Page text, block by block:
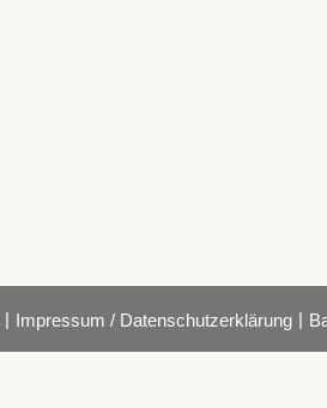
| Impressum / Datenschutzerklärung |